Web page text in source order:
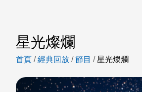
星光燦爛
首頁 /經典回放 /節目 /星光燦爛